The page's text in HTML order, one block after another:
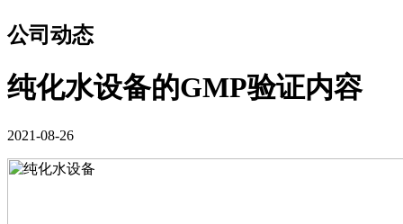
公司动态
纯化水设备的GMP验证内容
2021-08-26